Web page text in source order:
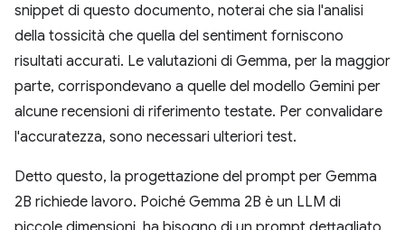
snippet di questo documento, noterai che sia l'analisi
della tossicità che quella del sentiment forniscono
risultati accurati. Le valutazioni di Gemma, per la maggior
parte, corrispondevano a quelle del modello Gemini per
alcune recensioni di riferimento testate. Per convalidare
l'accuratezza, sono necessari ulteriori test.
Detto questo, la progettazione del prompt per Gemma
2B richiede lavoro. Poiché Gemma 2B è un LLM di